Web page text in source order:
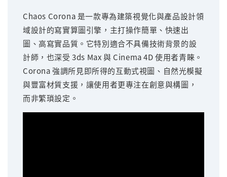
Chaos Corona 是一款專為建築視覺化與產品設計領
域設計的寫實算圖引擎，主打操作簡單、快速出
圖、高寫實品質。它特別適合不具備技術背景的設
計師，也深受 3ds Max 與 Cinema 4D 使用者青睞。
Corona 強調所見即所得的互動式視圖、自然光模擬
與豐富材質支援，讓使用者更專注在創意與構圖，
而非繁瑣設定。